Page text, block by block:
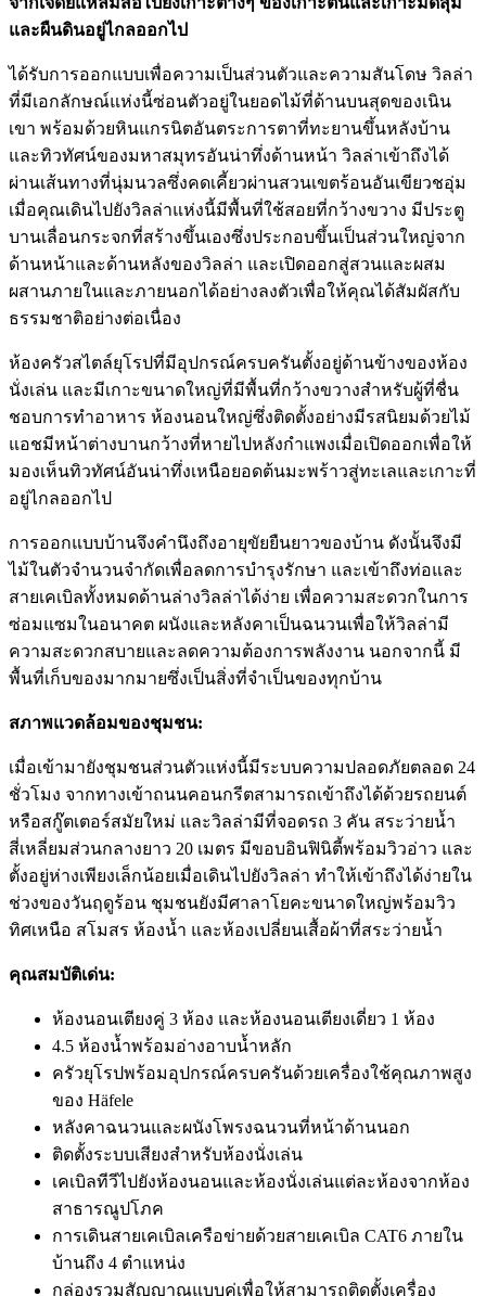
และผืนดินอยู่ไกลออกไป
ได้รับการออกแบบเพื่อความเป็นส่วนตัวและความสันโดษ วิลล่า
ที่มีเอกลักษณ์แห่งนี้ซ่อนตัวอยู่ในยอดไม้ที่ด้านบนสุดของเนิน
เขา พร้อมด้วยหินแกรนิตอันตระการตาที่ทะยานขึ้นหลังบ้าน
และทิวทัศน์ของมหาสมุทรอันน่าทึ่งด้านหน้า วิลล่าเข้าถึงได้
ผ่านเส้นทางที่นุ่มนวลซึ่งคดเคี้ยวผ่านสวนเขตร้อนอันเขียวชอุ่ม
เมื่อคุณเดินไปยังวิลล่าแห่งนี้มีพื้นที่ใช้สอยที่กว้างขวาง มีประตู
บานเลื่อนกระจกที่สร้างขึ้นเองซึ่งประกอบขึ้นเป็นส่วนใหญ่จาก
ด้านหน้าและด้านหลังของวิลล่า และเปิดออกสู่สวนและผสม
ผสานภายในและภายนอกได้อย่างลงตัวเพื่อให้คุณได้สัมผัสกับ
ธรรมชาติอย่างต่อเนื่อง
ห้องครัวสไตล์ยุโรปที่มีอุปกรณ์ครบครันตั้งอยู่ด้านข้างของห้อง
นั่งเล่น และมีเกาะขนาดใหญ่ที่มีพื้นที่กว้างขวางสำหรับผู้ที่ชื่น
ชอบการทำอาหาร ห้องนอนใหญ่ซึ่งติดตั้งอย่างมีรสนิยมด้วยไม้
แอชมีหน้าต่างบานกว้างที่หายไปหลังกำแพงเมื่อเปิดออกเพื่อให้
มองเห็นทิวทัศน์อันน่าทึ่งเหนือยอดต้นมะพร้าวสู่ทะเลและเกาะที่
อยู่ไกลออกไป
การออกแบบบ้านจึงคำนึงถึงอายุขัยยืนยาวของบ้าน ดังนั้นจึงมี
ไม้ในตัวจำนวนจำกัดเพื่อลดการบำรุงรักษา และเข้าถึงท่อและ
สายเคเบิลทั้งหมดด้านล่างวิลล่าได้ง่าย เพื่อความสะดวกในการ
ซ่อมแซมในอนาคต ผนังและหลังคาเป็นฉนวนเพื่อให้วิลล่ามี
ความสะดวกสบายและลดความต้องการพลังงาน นอกจากนี้ มี
พื้นที่เก็บของมากมายซึ่งเป็นสิ่งที่จำเป็นของทุกบ้าน
สภาพแวดล้อมของชุมชน:
เมื่อเข้ามายังชุมชนส่วนตัวแห่งนี้มีระบบความปลอดภัยตลอด 24
ชั่วโมง จากทางเข้าถนนคอนกรีตสามารถเข้าถึงได้ด้วยรถยนต์
หรือสกู๊ตเตอร์สมัยใหม่ และวิลล่ามีที่จอดรถ 3 คัน สระว่ายน้ำ
สี่เหลี่ยมส่วนกลางยาว 20 เมตร มีขอบอินฟินิตี้พร้อมวิวอ่าว และ
ตั้งอยู่ห่างเพียงเล็กน้อยเมื่อเดินไปยังวิลล่า ทำให้เข้าถึงได้ง่ายใน
ช่วงของวันฤดูร้อน ชุมชนยังมีศาลาโยคะขนาดใหญ่พร้อมวิว
ทิศเหนือ สโมสร ห้องน้ำ และห้องเปลี่ยนเสื้อผ้าที่สระว่ายน้ำ
คุณสมบัติเด่น:
ห้องนอนเตียงคู่ 3 ห้อง และห้องนอนเตียงเดี่ยว 1 ห้อง
4.5 ห้องน้ำพร้อมอ่างอาบน้ำหลัก
ครัวยุโรปพร้อมอุปกรณ์ครบครันด้วยเครื่องใช้คุณภาพสูง
ของ Häfele
หลังคาฉนวนและผนังโพรงฉนวนที่หน้าด้านนอก
ติดตั้งระบบเสียงสำหรับห้องนั่งเล่น
เคเบิลทีวีไปยังห้องนอนและห้องนั่งเล่นแต่ละห้องจากห้อง
สาธารณูปโภค
การเดินสายเคเบิลเครือข่ายด้วยสายเคเบิล CAT6 ภายใน
บ้านถึง 4 ตำแหน่ง
กล่องรวมสัญญาณแบบคู่เพื่อให้สามารถติดตั้งเครื่อง